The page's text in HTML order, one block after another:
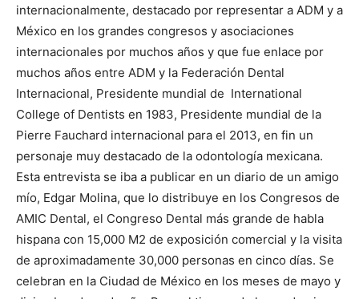
internacionalmente, destacado por representar a ADM y a
México en los grandes congresos y asociaciones
internacionales por muchos años y que fue enlace por
muchos años entre ADM y la Federación Dental
Internacional, Presidente mundial de International
College of Dentists en 1983, Presidente mundial de la
Pierre Fauchard internacional para el 2013, en fin un
personaje muy destacado de la odontología mexicana.
Esta entrevista se iba a publicar en un diario de un amigo
mío, Edgar Molina, que lo distribuye en los Congresos de
AMIC Dental, el Congreso Dental más grande de habla
hispana con 15,000 M2 de exposición comercial y la visita
de aproximadamente 30,000 personas en cinco días. Se
celebran en la Ciudad de México en los meses de mayo y